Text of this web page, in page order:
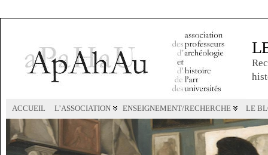
ACCUEIL L’ASSOCIATION ENSEIGNEMENT/RECHERCHE LE